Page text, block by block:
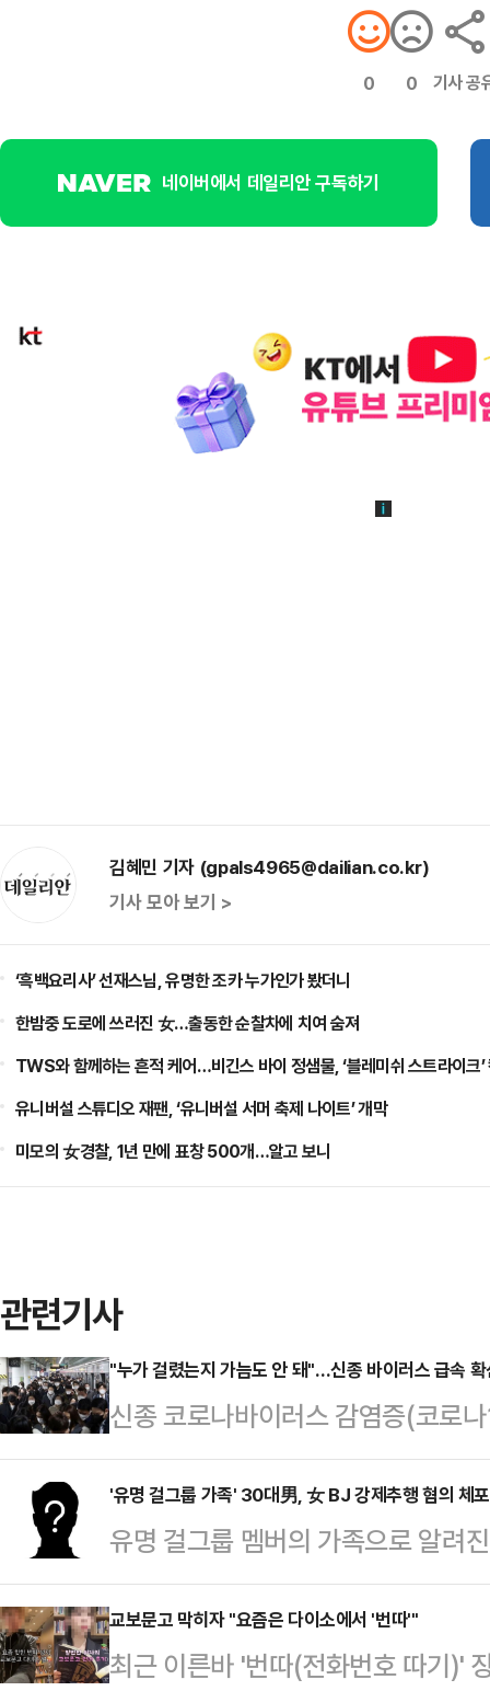
0 0 기사 공
네이버에서 데일리안 구독하기
김혜민 기자 (gpals4965@dailian.co.kr)
기사 모아 보기 >
‘흑백요리사’ 선재스님, 유명한 조카 누가인가 봤더니
한밤중 도로에 쓰러진 女…출동한 순찰차에 치여 숨져
TWS와 함께하는 흔적 케어…비긴스 바이 정샘물, ‘블레미쉬 스트라이크’
유니버설 스튜디오 재팬, ‘유니버설 서머 축제 나이트’ 개막
미모의 女경찰, 1년 만에 표창 500개…알고 보니
관련기사
"누가 걸렸는지 가늠도 안 돼"…신종 바이러스 급속 확
신종 코로나바이러스 감염증(코로
적으로 확산 조짐을 보이고 있다.
오랜 기간 잠복했다가 다시 나타나
불린다.16일 일본 니혼게이자신문
공화국에서 처음 보고된 코로나19
국 이상으로 퍼졌다.지난해 9월부
해 들어 급속도로 확산하고 있다.지
'유명 걸그룹 가족' 30대男, 女 BJ 강제추행 혐의 체포
유명 걸그룹 멤버의 가족으로 알려
(BJ)를 강제추행한 혐의로 경찰에
경찰서는 전날 30대 남성 A씨를 강
다.A씨는 지난 16일 ‘식사 데이트
교보문고 막히자 "요즘은 다이소에서 '번따'"
최근 이른바 '번따(전화번호 따기)'